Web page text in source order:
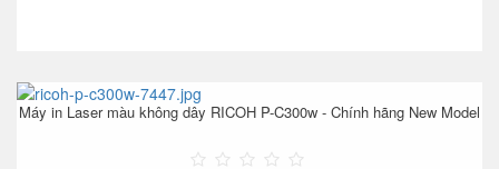
Máy in Laser màu không dây RICOH P-C300w - Chính hãng New Model